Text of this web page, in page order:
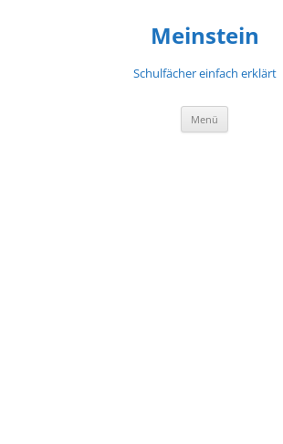
Meinstein
Schulfächer einfach erklärt
Menü